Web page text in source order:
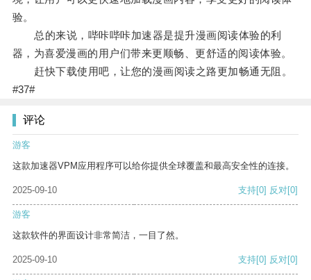
验。
总的来说，哔咔哔咔加速器是提升漫画阅读体验的利
器，为喜爱漫画的用户们带来更顺畅、更舒适的阅读体验。
赶快下载使用吧，让您的漫画阅读之路更加畅通无阻。
#37#
评论
游客
这款加速器VPM应用程序可以给你提供全球覆盖和最高安全性的连接。
2025-09-10 支持[0] 反对[0]
游客
这款软件的界面设计非常简洁，一目了然。
2025-09-10 支持[0] 反对[0]